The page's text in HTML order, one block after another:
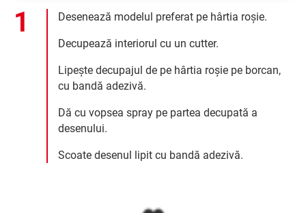
Desenează modelul preferat pe hârtia roșie.
Decupează interiorul cu un cutter.
Lipește decupajul de pe hârtia roșie pe borcan,
cu bandă adezivă.
Dă cu vopsea spray pe partea decupată a
desenului.
Scoate desenul lipit cu bandă adezivă.